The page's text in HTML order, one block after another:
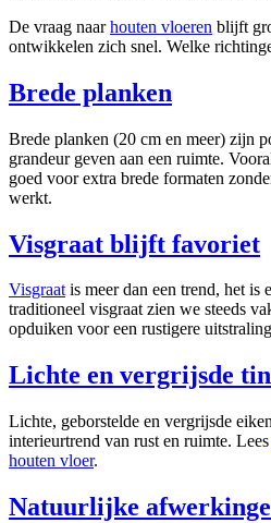
De vraag naarhouten vloeren blijft
ontwikkelen zich snel. Welke
Brede planken
Brede planken (20 cm en meer) zijn
grandeur geven aan een ruimte.
goed voor extra brede formaten
werkt.
Visgraat blijft favoriet
Visgraatis meer dan een trend, het is
traditioneel visgraat zien we steeds
opduiken voor een rustigere
Lichte en vergrijsde
Lichte, geborstelde en vergrijsde
interieurtrend van rust en ruimte. Lees
houten vloer.
Natuurlijke